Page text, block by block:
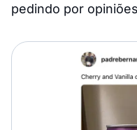
pedindo por